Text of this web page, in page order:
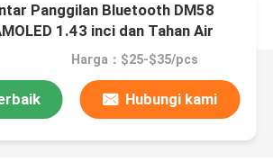
Panggilan Bluetooth DM58
1.43 inci dan Tahan Air
Harga：$25-$35/pcs
Hubungi kami